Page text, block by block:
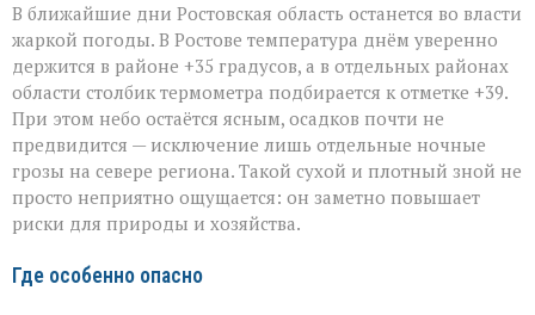
В ближайшие дни Ростовская область останется во власти
жаркой погоды. В Ростове температура днём уверенно
держится в районе +35 градусов, а в отдельных районах
области столбик термометра подбирается к отметке +39.
При этом небо остаётся ясным, осадков почти не
предвидится — исключение лишь отдельные ночные
грозы на севере региона. Такой сухой и плотный зной не
просто неприятно ощущается: он заметно повышает
риски для природы и хозяйства.
Где особенно опасно